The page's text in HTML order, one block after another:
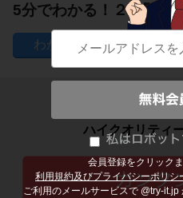
会員登録をクリック
利用規約及びプライバシーポリシ
ご利用のメールサービスで @try-
5分でわかる！２次関数
328
子どもの勉強から
ハイクオリティ